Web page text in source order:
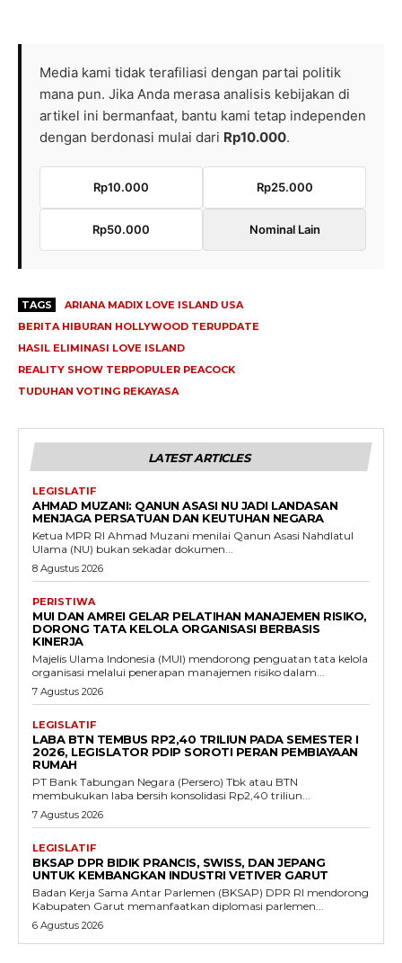
Media kami tidak terafiliasi dengan partai politik
mana pun. Jika Anda merasa analisis kebijakan di
artikel ini bermanfaat, bantu kami tetap independen
dengan berdonasi mulai dari Rp10.000.
Rp10.000 Rp25.000
Rp50.000 Nominal Lain
TAGS
ARIANA MADIX LOVE ISLAND USA
BERITA HIBURAN HOLLYWOOD TERUPDATE
HASIL ELIMINASI LOVE ISLAND
REALITY SHOW TERPOPULER PEACOCK
TUDUHAN VOTING REKAYASA
LATEST ARTICLES
LEGISLATIF
AHMAD MUZANI: QANUN ASASI NU JADI LANDASAN
MENJAGA PERSATUAN DAN KEUTUHAN NEGARA
Ketua MPR RI Ahmad Muzani menilai Qanun Asasi Nahdlatul
Ulama (NU) bukan sekadar dokumen...
8 Agustus 2026
PERISTIWA
MUI DAN AMREI GELAR PELATIHAN MANAJEMEN RISIKO,
DORONG TATA KELOLA ORGANISASI BERBASIS
KINERJA
Majelis Ulama Indonesia (MUI) mendorong penguatan tata kelola
organisasi melalui penerapan manajemen risiko dalam...
7 Agustus 2026
LEGISLATIF
LABA BTN TEMBUS RP2,40 TRILIUN PADA SEMESTER I
2026, LEGISLATOR PDIP SOROTI PERAN PEMBIAYAAN
RUMAH
PT Bank Tabungan Negara (Persero) Tbk atau BTN
membukukan laba bersih konsolidasi Rp2,40 triliun...
7 Agustus 2026
LEGISLATIF
BKSAP DPR BIDIK PRANCIS, SWISS, DAN JEPANG
UNTUK KEMBANGKAN INDUSTRI VETIVER GARUT
Badan Kerja Sama Antar Parlemen (BKSAP) DPR RI mendorong
Kabupaten Garut memanfaatkan diplomasi parlemen...
6 Agustus 2026